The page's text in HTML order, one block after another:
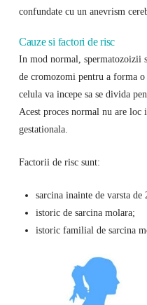
confundate cu un anevrism
Cauze si factori de risc
In mod normal, spermatozoizii
de cromozomi pentru a forma
celula va incepe sa se divida
Acest proces normal nu are loc
gestationala.
Factorii de risc sunt:
sarcina inainte de varsta de
istoric de sarcina molara;
istoric familial de sarcina